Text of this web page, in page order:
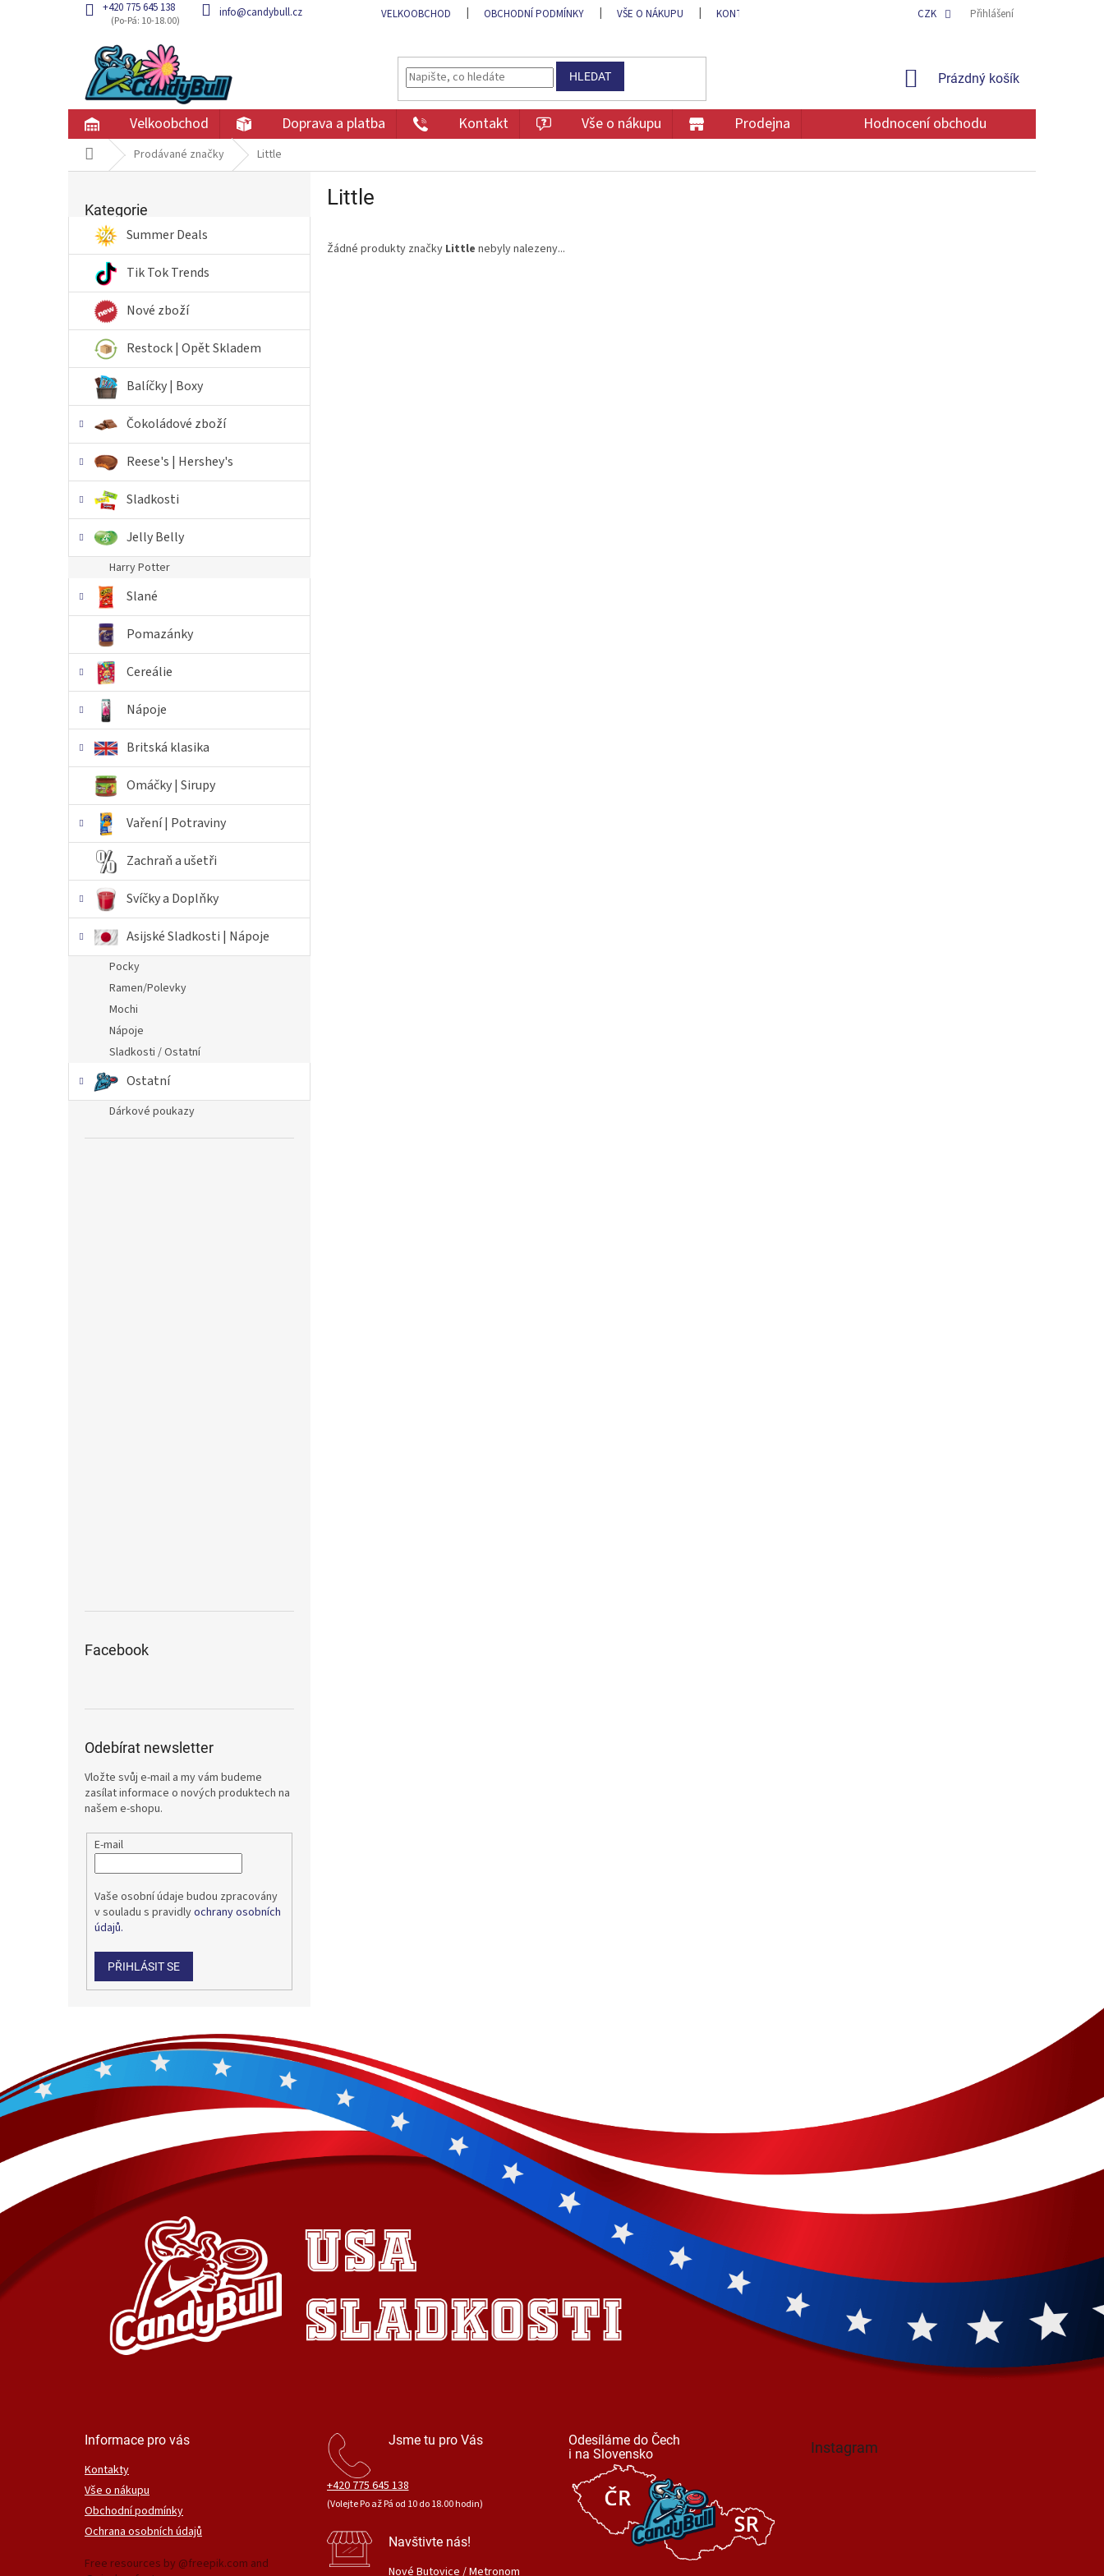
+420 775 645 138 info@candybull.cz VELKOOBCHOD OBCHODNÍ PODMÍNKY VŠE O NÁKUPU KONTAKT OCHRANA OSOBNÍCH ÚDAJŮCZK Přihlášení
HLEDAT
NÁKUPNÍ
Prázdný košík
Velkoobchod Doprava a platba Kontakt Vše o nákupu Prodejna Hodnocení obchodu
Domů Prodávané značky Little
r
n
í
kategorie
Kategorie
Summer Deals
Tik Tok Trends
Nové zboží
Restock | Opět Skladem
Balíčky | Boxy
Čokoládové zboží
Reese's | Hershey's
Sladkosti
Jelly Belly
Harry Potter
Slané
Pomazánky
Cereálie
Nápoje
Britská klasika
Omáčky | Sirupy
Vaření | Potraviny
Zachraň a ušetři
Svíčky a Doplňky
Asijské Sladkosti | Nápoje
Pocky
Ramen/Polevky
Mochi
Nápoje
Sladkosti / Ostatní
Ostatní
Dárkové poukazy
Facebook
Odebírat newsletter
Vložte svůj e-mail a my vám budeme
zasílat informace o nových produktech na
našem e-shopu.
E-mail
Vaše osobní údaje budou zpracovány
v souladu s pravidlyochrany osobních
údajů.
PŘIHLÁSIT SE
Little
Žádné produkty značky Little nebyly nalezeny...
t
í
Informace pro vás
Kontakty
Vše o nákupu
Obchodní podmínky
Ochrana osobních údajů
Free resources by @freepik.com and
Jsme tu pro Vás
+420 775 645 138
(Volejte Po až Pá od 10 do 18.00 hodin)
Navštivte nás!
Nové Butovice / Metronom
Odesíláme do Čech
i na Slovensko
Instagram